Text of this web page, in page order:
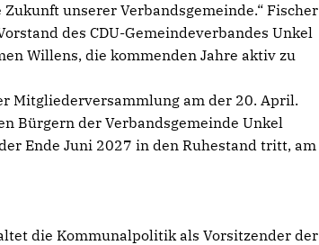
unserer Verbandsgemeinde.“ Fischer
des CDU-Gemeindeverbandes Unkel
Willens, die kommenden Jahre aktiv zu
Mitgliederversammlung am der 20. April.
Bürgern der Verbandsgemeinde Unkel
Ende Juni 2027 in den Ruhestand tritt, am
die Kommunalpolitik als Vorsitzender der